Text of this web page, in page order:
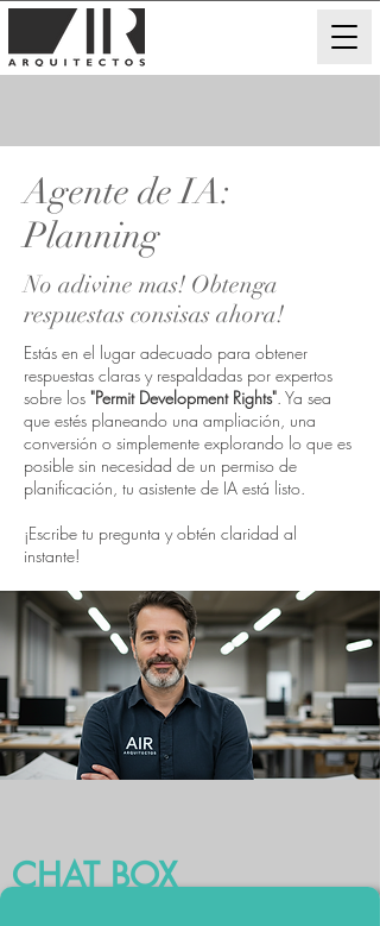
Agente de IA:
Planning
No adivine mas! Obtenga
respuestas consisas ahora!
Estás en el lugar adecuado para obtener
respuestas claras y respaldadas por expertos
sobre los "Permit Development Rights". Ya sea
que estés planeando una ampliación, una
conversión o simplemente explorando lo que es
posible sin necesidad de un permiso de
planificación, tu asistente de IA está listo.
¡Escribe tu pregunta y obtén claridad al
instante!
CHAT BOX